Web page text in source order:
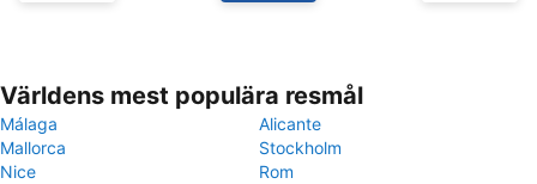
Världens mest populära resmål
Málaga
Alicante
Mallorca
Stockholm
Nice
Rom